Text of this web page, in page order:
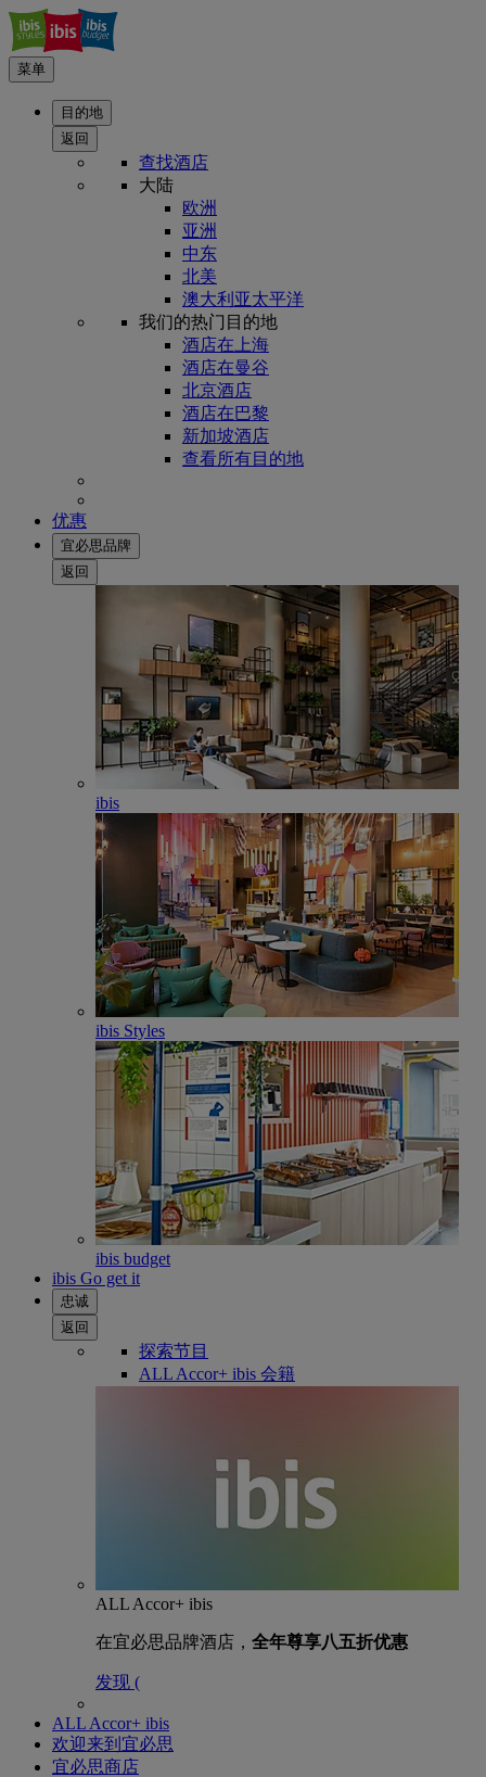
菜单
目的地
返回
查找酒店
大陆
欧洲
亚洲
中东
北美
澳大利亚太平洋
我们的热门目的地
酒店在上海
酒店在曼谷
北京酒店
酒店在巴黎
新加坡酒店
查看所有目的地
优惠
宜必思品牌
返回
ibis
ibis Styles
ibis budget
ibis Go get it
忠诚
返回
探索节目
ALL Accor+ ibis 会籍
ALL Accor+ ibis
在宜必思品牌酒店， 全年尊享八五折优惠
发现 (
ALL Accor+ ibis
欢迎来到宜必思
宜必思商店